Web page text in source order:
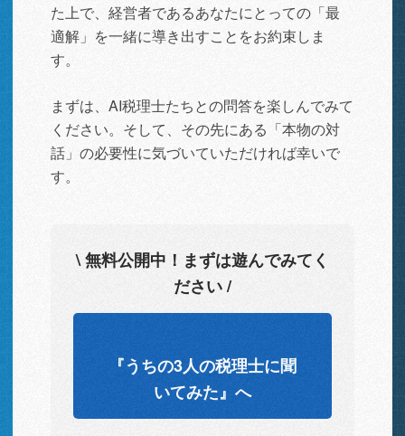
た上で、経営者であるあなたにとっての「最
適解」を一緒に導き出すことをお約束しま
す。
まずは、AI税理士たちとの問答を楽しんでみて
ください。そして、その先にある「本物の対
話」の必要性に気づいていただければ幸いで
す。
\ 無料公開中！まずは遊んでみてく
ださい /
『うちの3人の税理士に聞
いてみた』へ